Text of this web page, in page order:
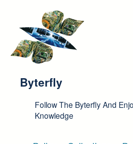
Byterfly
Follow The Byterfly And
Knowledge